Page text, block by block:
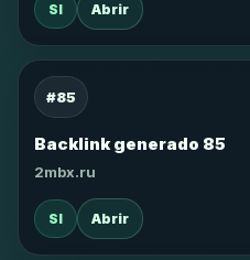
SI Abrir
#85
Backlink generado 85
2mbx.ru
SI Abrir